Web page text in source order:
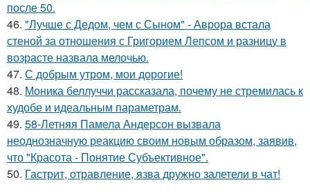
после 50.
46. "Лучше с Дедом, чем с Сыном" - Аврора встала
стеной за отношения с Григорием Лепсом и разницу в
возрасте назвала мелочью.
47. С добрым утром, мои дорогие!
48. Моника беллуччи рассказала, почему не стремилась к
худобе и идеальным параметрам.
49. 58-Летняя Памела Андерсон вызвала
неоднозначную реакцию своим новым образом, заявив,
что "Красота - Понятие Субъективное".
50. Гастрит, отравление, язва дружно залетели в чат!